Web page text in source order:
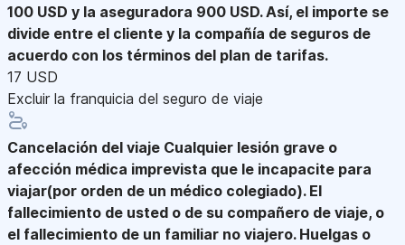
100 USD y la aseguradora 900 USD. Así, el importe se
divide entre el cliente y la compañía de seguros de
acuerdo con los términos del plan de tarifas.
17 USD
Excluir la franquicia del seguro de viaje
Cancelación del viaje Cualquier lesión grave o
afección médica imprevista que le incapacite para
viajar(por orden de un médico colegiado). El
fallecimiento de usted o de su compañero de viaje, o
el fallecimiento de un familiar no viajero. Huelgas o